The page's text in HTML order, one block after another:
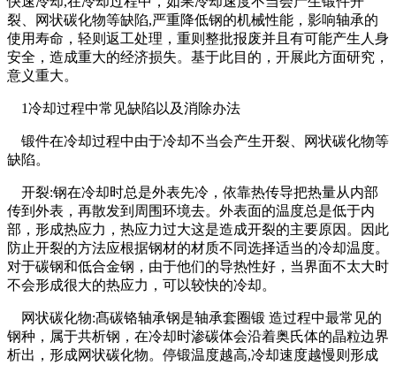
裂、网状碳化物等缺陷,严重降低钢的机械性能，影响轴承的
使用寿命，轻则返工处理，重则整批报废并且有可能产生人身
安全，造成重大的经济损失。基于此目的，开展此方面研究，
意义重大。
1冷却过程中常见缺陷以及消除办法
锻件在冷却过程中由于冷却不当会产生开裂、网状碳化物等
缺陷。
开裂:钢在冷却时总是外表先冷，依靠热传导把热量从内部
传到外表，再散发到周围环境去。外表面的温度总是低于内
部，形成热应力，热应力过大这是造成开裂的主要原因。因此
防止开裂的方法应根据钢材的材质不同选择适当的冷却温度。
对于碳钢和低合金钢，由于他们的导热性好，当界面不太大时
不会形成很大的热应力，可以较快的冷却。
网状碳化物:髙碳铬轴承钢是轴承套圈锻 造过程中最常见的
钢种，属于共析钢，在冷却时渗碳体会沿着奥氏体的晶粒边界
析出，形成网状碳化物。停锻温度越高,冷却速度越慢则形成